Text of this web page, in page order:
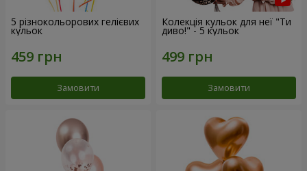
5 різнокольорових гелієвих
кульок
Замовити
Колекція кульок для неї "Ти
диво!" - 5 кульок
Замовити